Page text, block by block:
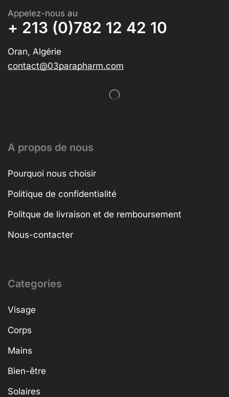
Appelez-nous au
+ 213 (0)782 12 42 10
Oran, Algérie
contact@03parapharm.com
A propos de nous
Pourquoi nous choisir
Politique de confidentialité
Politque de livraison et de remboursement
Nous-contacter
Categories
Visage
Corps
Mains
Bien-être
Solaires